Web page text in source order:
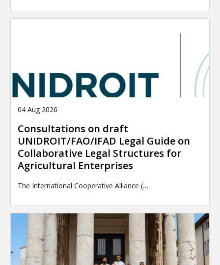
04 Aug 2026
Consultations on draft
UNIDROIT/FAO/IFAD Legal Guide on
Collaborative Legal Structures for
Agricultural Enterprises
The International Cooperative Alliance (…